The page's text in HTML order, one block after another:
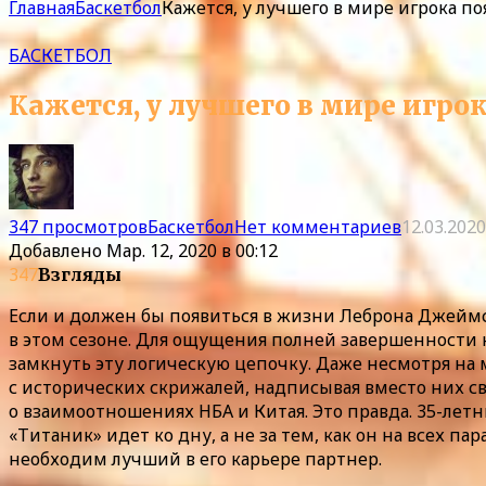
ГлавнаяБаскетболКажется, у лучшего в мире игрока
БАСКЕТБОЛ
Кажется, у лучшего в мире
347 просмотровБаскетболНет комментариев12.03.2020
Добавлено Мар. 12, 2020 в 00:12
347Взгляды
Если и должен бы появиться в жизни Леброна
в этом сезоне. Для ощущения полней
замкнуть эту логическую цепочку. Даже несмотря
с исторических скрижалей, надписывая вместо них
о взаимоотношениях НБА и Китая. Это правда. 35-
«Титаник» идет ко дну, а не за тем, как он на всех
необходим лучший в его карьере партнер.